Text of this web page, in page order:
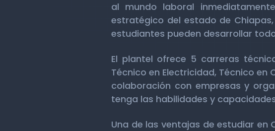
al mundo laboral
estratégico del estado de
estudiantes pueden desarrollar
El plantel ofrece 5 carreras
Técnico en Electricidad, Técnico
colaboración con empresas y
tenga las habilidades y
Una de las ventajas de estudiar en